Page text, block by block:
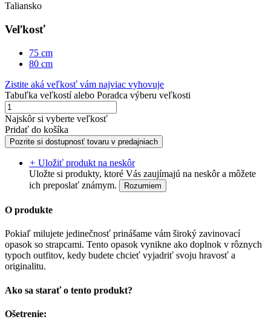
Taliansko
Veľkosť
75 cm
80 cm
Zistite aká veľkosť vám najviac vyhovuje
Tabuľka veľkostí alebo Poradca výberu veľkosti
Najskôr si vyberte veľkosť
Pridať do košíka
Pozrite si dostupnosť tovaru v predajniach
+ Uložiť produkt na neskôr
Uložte si produkty, ktoré Vás zaujímajú na neskôr a môžete
ich preposlať známym.
Rozumiem
O produkte
Pokiaľ milujete jedinečnosť prinášame vám široký zavinovací
opasok so strapcami. Tento opasok vynikne ako doplnok v rôznych
typoch outfitov, kedy budete chcieť vyjadriť svoju hravosť a
originalitu.
Ako sa starať o tento produkt?
Ošetrenie: